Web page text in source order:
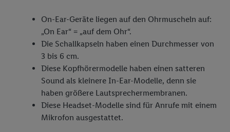
On-Ear-Geräte liegen auf den Ohrmuscheln auf:
„On Ear“ = „auf dem Ohr“.
Die Schallkapseln haben einen Durchmesser von
3 bis 6 cm.
Diese Kopfhörermodelle haben einen satteren
Sound als kleinere In-Ear-Modelle, denn sie
haben größere Lautsprechermembranen.
Diese Headset-Modelle sind für Anrufe mit einem
Mikrofon ausgestattet.
Kaufverhalten in den Lidl-Diensten, Informationen aus Ihrem
Kundenkonto - z.B. Alter oder Geschlecht - sowie Ihre genauen
Standortdaten) auch über verschiedene Endgeräte und Lidl-
Dienste hinweg einschließlich dem Speichern von und/ oder
dem Zugriff auf Informationen auf Ihren Endgeräten zur
Erstellung von Zielgruppen (sogenannten Segmenten). Im
Zusammenhang mit dem Ausspielen dieser Werbung erfolgen
Verarbeitungen auch zur Leistungs-/ Erfolgsmessung der
Werbung, zur Zielgruppenforschung, zur Entwicklung von
Angeboten sowie zur technischen Sicherung und Optimierung